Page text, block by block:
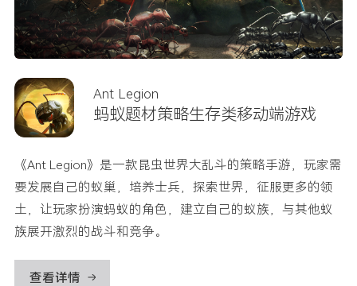
Ant Legion
蚂蚁题材策略生存类移动端游戏
《Ant Legion》是一款昆虫世界大乱斗的策略手游，玩家需
要发展自己的蚁巢，培养士兵，探索世界，征服更多的领
土，让玩家扮演蚂蚁的角色，建立自己的蚁族，与其他蚁
族展开激烈的战斗和竞争。
查看详情